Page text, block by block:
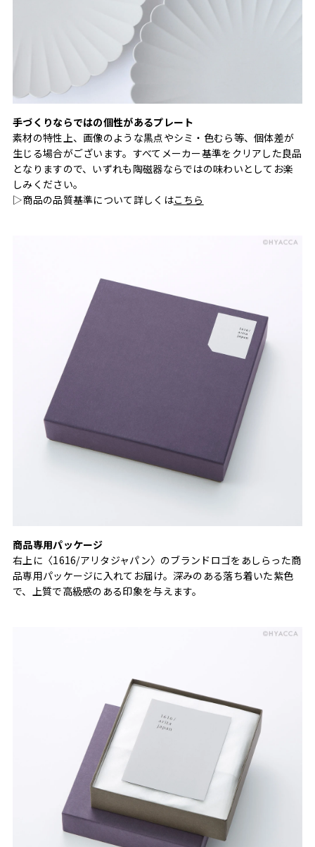
手づくりならではの個性があるプレート
素材の特性上、画像のような黒点やシミ・色むら等、個体差が
生じる場合がございます。すべてメーカー基準をクリアした良品
となりますので、いずれも陶磁器ならではの味わいとしてお楽
しみください。
▷商品の品質基準について詳しくはこちら
商品専用パッケージ
右上に〈1616/アリタジャパン〉のブランドロゴをあしらった商
品専用パッケージに入れてお届け。深みのある落ち着いた紫色
で、上質で高級感のある印象を与えます。